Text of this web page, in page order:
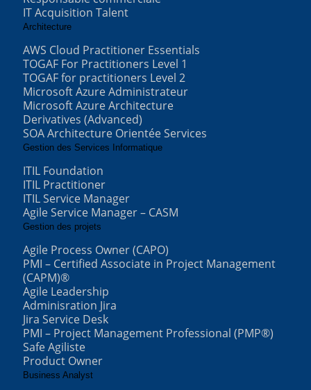
IT Acquisition Talent
Architecture
AWS Cloud Practitioner Essentials
TOGAF For Practitioners Level 1
TOGAF for practitioners Level 2
Microsoft Azure Administrateur
Microsoft Azure Architecture
Derivatives (Advanced)
SOA Architecture Orientée Services
Gestion des Services Informatique
ITIL Foundation
ITIL Practitioner
ITIL Service Manager
Agile Service Manager – CASM
Gestion des projets
Agile Process Owner (CAPO)
PMI – Certified Associate in Project Management
(CAPM)®
Agile Leadership
Adminisration Jira
Jira Service Desk
PMI – Project Management Professional (PMP®)
Safe Agiliste
Product Owner
Business Analyst